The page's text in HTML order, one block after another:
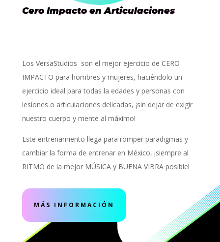
Cero Impacto en Articulaciones
Los VersaStudios son el mejor ejercicio de CERO
IMPACTO para hombres y mujeres, haciéndolo un
ejercicio ideal para todas la edades y personas con
lesiones o articulaciones delicadas, ¡sin dejar de exigir
nuestro cuerpo y mente al máximo!
Este entrenamiento llega para romper paradigmas y
cambiar la forma de entrenar en México, ¡siempre al
RITMO de la mejor MÚSICA y BUENA VIBRA posible!
MÁS INFORMACIÓN